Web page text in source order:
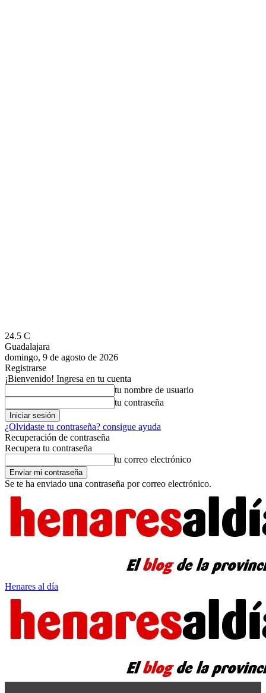
24.5 C
Guadalajara
domingo, 9 de agosto de 2026
Registrarse
¡Bienvenido! Ingresa en tu cuenta
tu nombre de usuario
tu contraseña
¿Olvidaste tu contraseña? consigue ayuda
Recuperación de contraseña
Recupera tu contraseña
tu correo electrónico
Se te ha enviado una contraseña por correo electrónico.
Henares al día